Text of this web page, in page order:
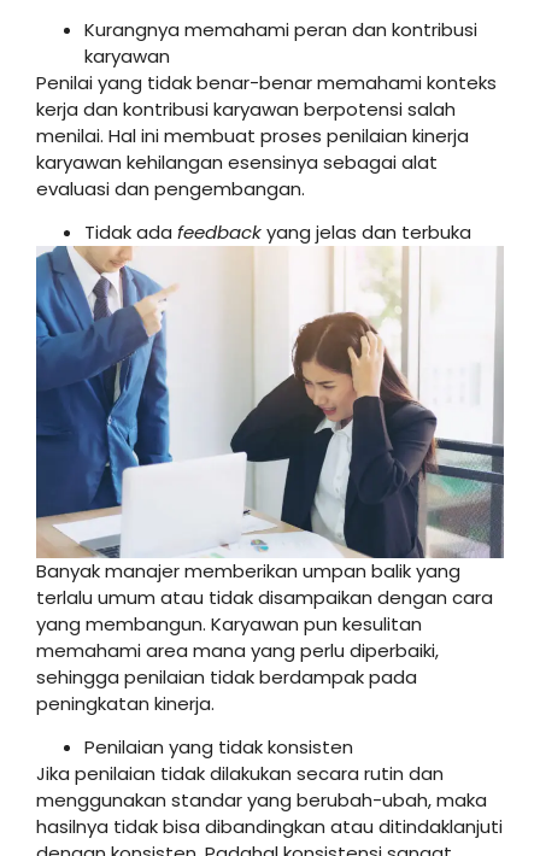
Kurangnya memahami peran dan kontribusi
karyawan
Penilai yang tidak benar-benar memahami konteks
kerja dan kontribusi karyawan berpotensi salah
menilai. Hal ini membuat proses penilaian kinerja
karyawan kehilangan esensinya sebagai alat
evaluasi dan pengembangan.
Tidak ada feedbackyang jelas dan terbuka
Banyak manajer memberikan umpan balik yang
terlalu umum atau tidak disampaikan dengan cara
yang membangun. Karyawan pun kesulitan
memahami area mana yang perlu diperbaiki,
sehingga penilaian tidak berdampak pada
peningkatan kinerja.
Penilaian yang tidak konsisten
Jika penilaian tidak dilakukan secara rutin dan
menggunakan standar yang berubah-ubah, maka
hasilnya tidak bisa dibandingkan atau ditindaklanjuti